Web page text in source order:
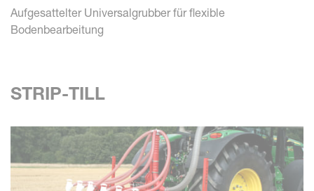
Aufgesattelter Universalgrubber für flexible
Bodenbearbeitung
STRIP-TILL